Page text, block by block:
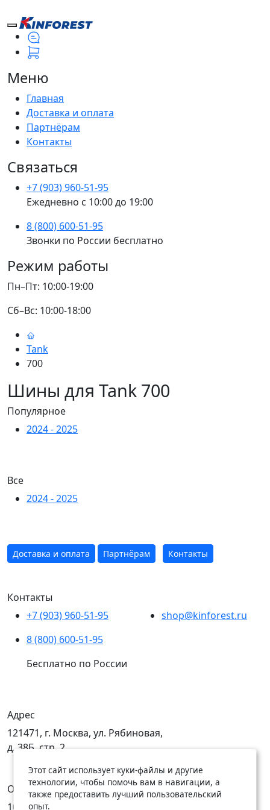
Меню
Главная
Доставка и оплата
Партнёрам
Контакты
Связаться
+7 (903) 960-51-95
Ежедневно с 10:00 до 19:00
8 (800) 600-51-95
Звонки по России бесплатно
Режим работы
Пн–Пт: 10:00-19:00
Сб–Вс: 10:00-18:00
Tank
700
Шины для Tank 700
Популярное
2024 - 2025
Все
2024 - 2025
Доставка и оплата Партнёрам Контакты
Контакты
+7 (903) 960-51-95
8 (800) 600-51-95
Бесплатно по России
shop@kinforest.ru
Адрес
121471, г. Москва, ул. Рябиновая,
д. 38Б, стр. 2
Открыты
10:00 — 19:00
Этот сайт использует куки-файлы и другие
технологии, чтобы помочь вам в навигации, а
также предоставить лучший пользовательский
опыт.